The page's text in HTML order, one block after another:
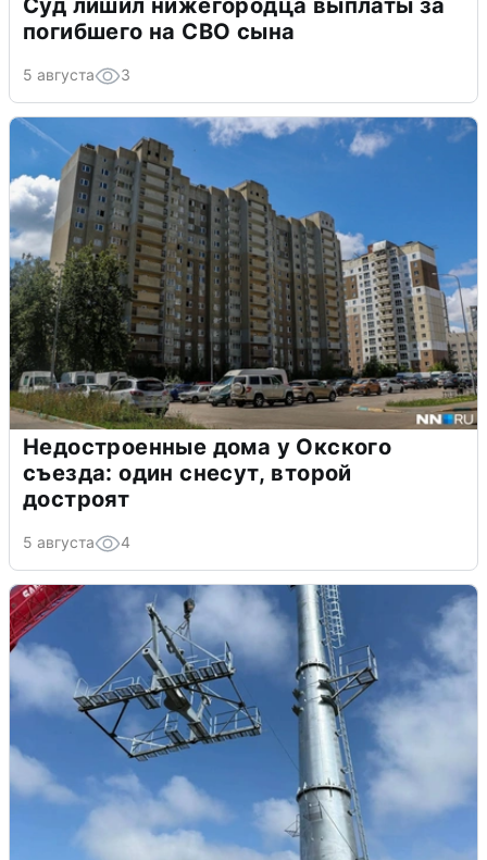
погибшего на СВО сына
5 августа 3
Недостроенные дома у Окского
съезда: один снесут, второй
достроят
5 августа 4